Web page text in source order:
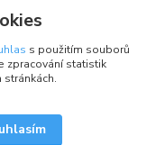
s použitím souborů
zpracování statistik
stránkách.